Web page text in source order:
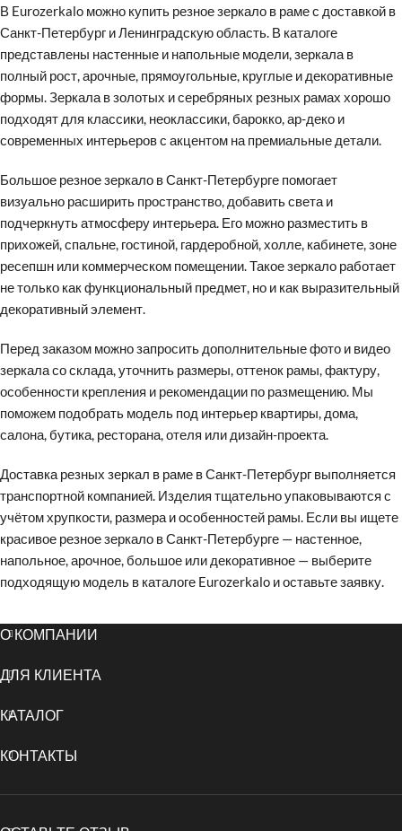
В Eurozerkalo можно купить резное зеркало в раме с доставкой в
Санкт-Петербург и Ленинградскую область. В каталоге
представлены настенные и напольные модели, зеркала в
полный рост, арочные, прямоугольные, круглые и декоративные
формы. Зеркала в золотых и серебряных резных рамах хорошо
подходят для классики, неоклассики, барокко, ар-деко и
современных интерьеров с акцентом на премиальные детали.
Большое резное зеркало в Санкт-Петербурге помогает
визуально расширить пространство, добавить света и
подчеркнуть атмосферу интерьера. Его можно разместить в
прихожей, спальне, гостиной, гардеробной, холле, кабинете, зоне
ресепшн или коммерческом помещении. Такое зеркало работает
не только как функциональный предмет, но и как выразительный
декоративный элемент.
Перед заказом можно запросить дополнительные фото и видео
зеркала со склада, уточнить размеры, оттенок рамы, фактуру,
особенности крепления и рекомендации по размещению. Мы
поможем подобрать модель под интерьер квартиры, дома,
салона, бутика, ресторана, отеля или дизайн-проекта.
Доставка резных зеркал в раме в Санкт-Петербург выполняется
транспортной компанией. Изделия тщательно упаковываются с
учётом хрупкости, размера и особенностей рамы. Если вы ищете
красивое резное зеркало в Санкт-Петербурге — настенное,
напольное, арочное, большое или декоративное — выберите
подходящую модель в каталоге Eurozerkalo и оставьте заявку.
О КОМПАНИИ
ДЛЯ КЛИЕНТА
КАТАЛОГ
КОНТАКТЫ